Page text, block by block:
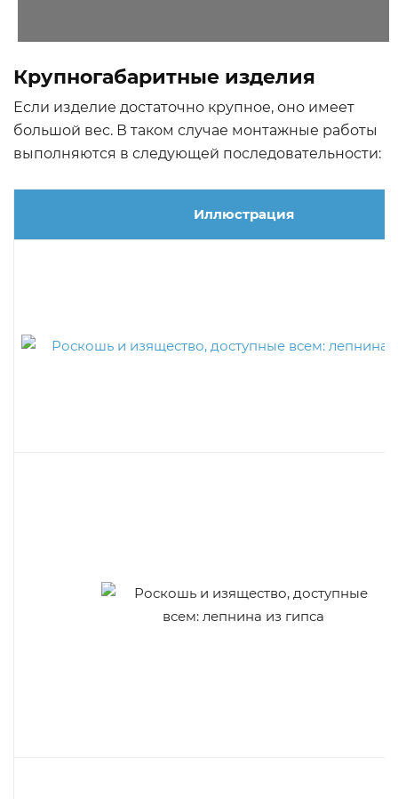
Крупногабаритные изделия
Если изделие достаточно крупное, оно имеет
большой вес. В таком случае монтажные работы
выполняются в следующей последовательности:
Иллюстрация